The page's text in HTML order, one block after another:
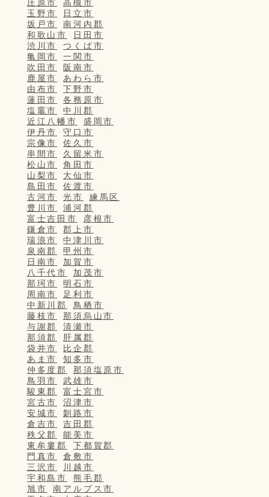
庄原市
高槻市
玉野市
日立市
坂戸市
南河内郡
和歌山市
日田市
渋川市
つくば市
亀岡市
一関市
吹田市
阪南市
鹿屋市
あわら市
由布市
下野市
蓮田市
各務原市
塩竈市
中川郡
近江八幡市
盛岡市
伊丹市
守口市
宗像市
佐久市
串間市
久留米市
松山市
角田市
山梨市
大仙市
島田市
佐渡市
古河市
光市
練馬区
豊川市
浦河郡
富士吉田市
彦根市
鎌倉市
郡上市
瑞浪市
中津川市
泉南郡
甲州市
日南市
加賀市
八千代市
加茂市
那珂市
明石市
周南市
足利市
中新川郡
鳥栖市
藤枝市
那須烏山市
与謝郡
清瀬市
那須郡
肝属郡
袋井市
比企郡
あま市
知多市
仲多度郡
那須塩原市
鳥羽市
武雄市
駿東郡
富士宮市
宮古市
沼津市
安城市
釧路市
倉吉市
吉田郡
秩父郡
能美市
東牟婁郡
下都賀郡
門真市
倉敷市
三沢市
川越市
宇和島市
熊毛郡
旭市
南アルプス市